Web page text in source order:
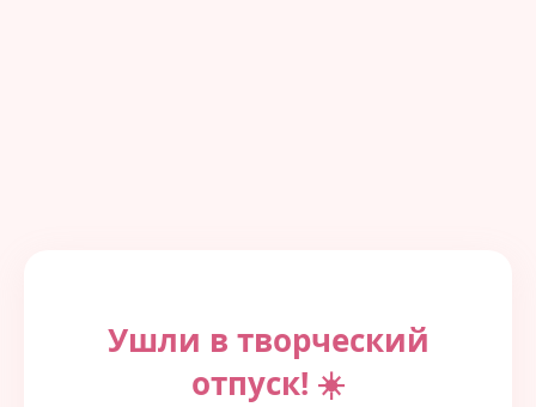
Ушли в творческий
отпуск! ☀️